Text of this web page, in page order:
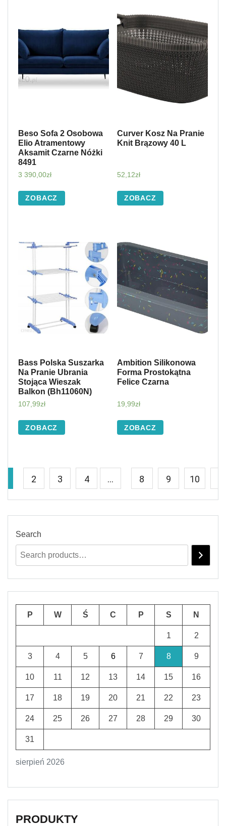
Beso Sofa 2 Osobowa
Elio Atramentowy
Aksamit Czarne Nóżki
8491
3 390,00zł
ZOBACZ
Curver Kosz Na Pranie
Knit Brązowy 40 L
52,12zł
ZOBACZ
Bass Polska Suszarka
Na Pranie Ubrania
Stojąca Wieszak
Balkon (Bh11060N)
107,99zł
ZOBACZ
Ambition Silikonowa
Forma Prostokątna
Felice Czarna
19,99zł
ZOBACZ
2 3 4 … 8 9 10
Search
sierpień 2026
P W Ś C P S N
1 2
3 4 5 6 7 8 9
10 11 12 13 14 15 16
17 18 19 20 21 22 23
24 25 26 27 28 29 30
31
PRODUKTY